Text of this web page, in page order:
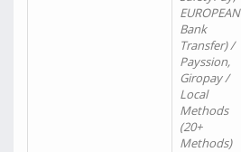
EUROPEAN
Bank
Transfer) /
Payssion,
Giropay /
Local
Methods
(20+
Methods)